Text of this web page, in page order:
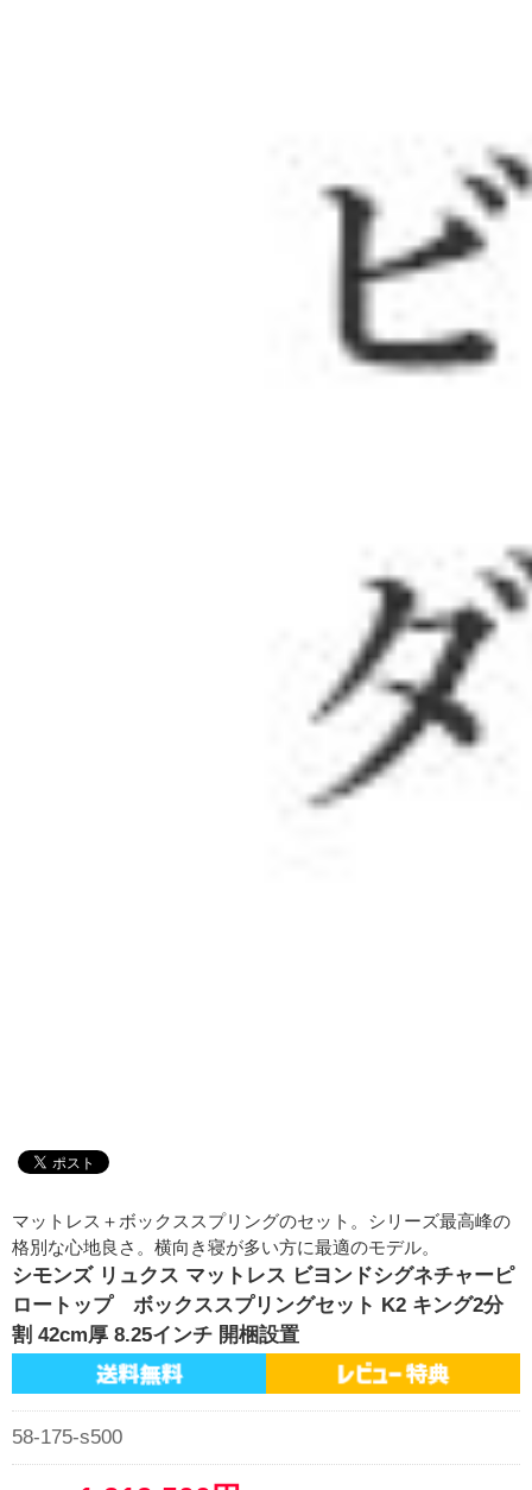
マットレス＋ボックススプリングのセット。シリーズ最高峰の
格別な心地良さ。横向き寝が多い方に最適のモデル。
シモンズ リュクス マットレス ビヨンドシグネチャーピ
ロートップ ボックススプリングセット K2 キング2分
割 42cm厚 8.25インチ 開梱設置
58-175-s500